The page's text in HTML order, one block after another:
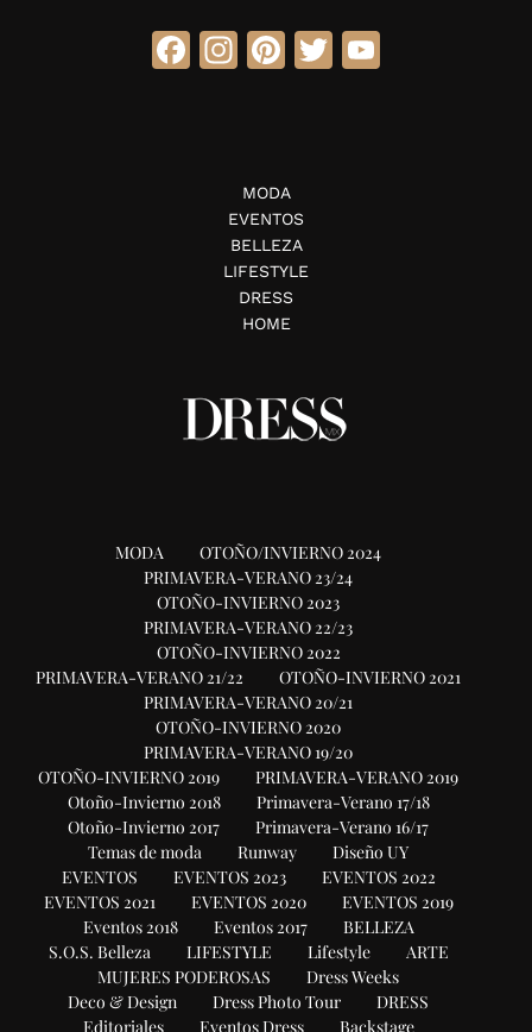
Facebook
Instagram
Pinterest
Twitter
MODA
EVENTOS
BELLEZA
LIFESTYLE
DRESS
HOME
MODA
OTOÑO/INVIERNO 2024
PRIMAVERA-VERANO 23/24
OTOÑO-INVIERNO 2023
PRIMAVERA-VERANO 22/23
OTOÑO-INVIERNO 2022
PRIMAVERA-VERANO 21/22
OTOÑO-INVIERNO 2021
PRIMAVERA-VERANO 20/21
OTOÑO-INVIERNO 2020
PRIMAVERA-VERANO 19/20
OTOÑO-INVIERNO 2019
PRIMAVERA-VERANO 2019
Otoño-Invierno 2018
Primavera-Verano 17/18
Otoño-Invierno 2017
Primavera-Verano 16/17
Temas de moda
Runway
Diseño UY
EVENTOS
EVENTOS 2023
EVENTOS 2022
EVENTOS 2021
EVENTOS 2020
EVENTOS 2019
Eventos 2018
Eventos 2017
BELLEZA
S.O.S. Belleza
LIFESTYLE Lifestyle
ARTE
MUJERES PODEROSAS
Dress Weeks
Deco & Design
Dress Photo Tour
DRESS
Editoriales
Eventos Dress Backstage